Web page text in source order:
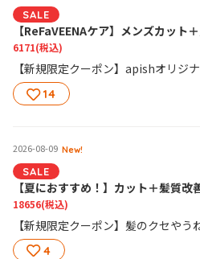
SALE
6171(税込)
14
2026-08-09 New!
SALE
18656(税込)
4